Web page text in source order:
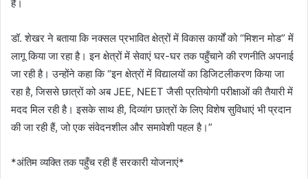
है।
डॉ. शेखर ने बताया कि नक्सल प्रभावित क्षेत्रों में विकास कार्यों को “मिशन मोड” में
लागू किया जा रहा है। इन क्षेत्रों में सेवाएं घर-घर तक पहुँचाने की रणनीति अपनाई
जा रही है। उन्होंने कहा कि “इन क्षेत्रों में विद्यालयों का डिजिटलीकरण किया जा
रहा है, जिससे छात्रों को अब JEE, NEET जैसी प्रतियोगी परीक्षाओं की तैयारी में
मदद मिल रही है। इसके साथ ही, दिव्यांग छात्रों के लिए विशेष सुविधाएं भी प्रदान
की जा रही हैं, जो एक संवेदनशील और समावेशी पहल है।”
*अंतिम व्यक्ति तक पहुँच रही हैं सरकारी योजनाएं*